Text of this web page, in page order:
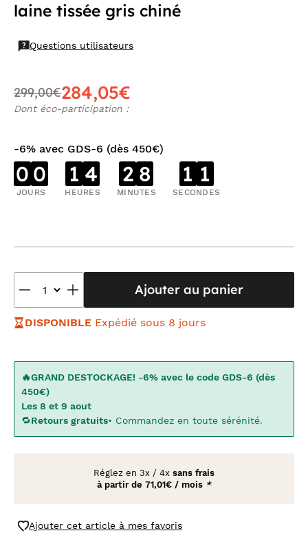
laine tissée gris chiné
Questions utilisateurs
299,00€284,05€
Dont éco-participation :
-6% avec GDS-6 (dès 450€)
0 0
JOURS
1 4
HEURES
2 8
MINUTES
1 1
SECONDES
Ajouter au panier
DISPONIBLE Expédié sous 8 jours
🔥GRAND DESTOCKAGE! -6% avec le code GDS-6 (dès
450€)
Les 8 et 9 aout
🔁Retours gratuits• Commandez en toute sérénité.
Réglez en 3x / 4x sans frais
à partir de 71,01€ / mois *
Ajouter cet article à mes favoris